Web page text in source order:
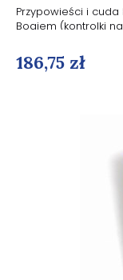
Przypowieści i
Bogiem (kontrolki
186,75 zł